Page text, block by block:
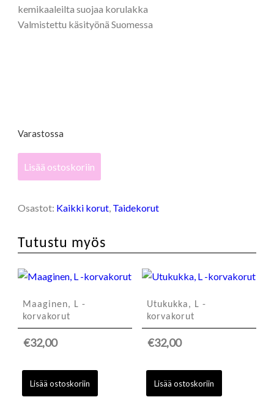
kemikaaleilta suojaa korulakka
Valmistettu käsityönä Suomessa
Varastossa
korvakorut
määrä
Lisää ostoskoriin
Osastot: Kaikki korut, Taidekorut
Tutustu myös
Maaginen, L -
korvakorut
€32,00
Lisää ostoskoriin
Utukukka, L -
korvakorut
€32,00
Lisää ostoskoriin